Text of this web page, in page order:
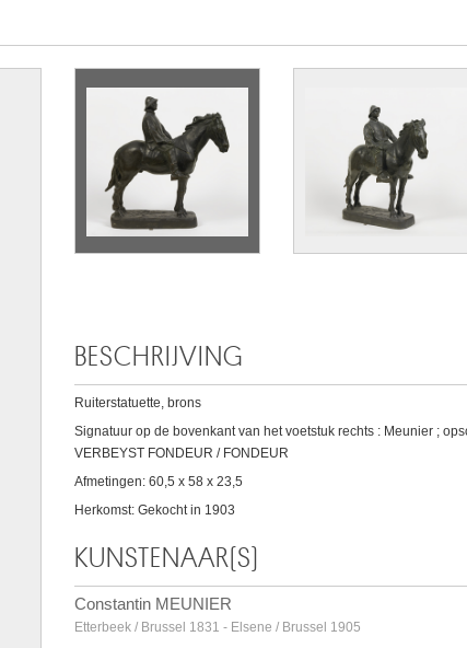
BESCHRIJVING
Ruiterstatuette, brons
Signatuur op de bovenkant van het voetstuk rechts : Meunier ;
VERBEYST FONDEUR / FONDEUR
Afmetingen: 60,5 x 58 x 23,5
Herkomst: Gekocht in 1903
KUNSTENAAR(S)
Constantin MEUNIER
Etterbeek / Brussel 1831 - Elsene / Brussel 1905